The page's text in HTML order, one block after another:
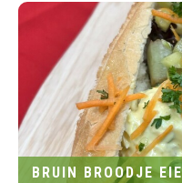
BRUIN BROODJE